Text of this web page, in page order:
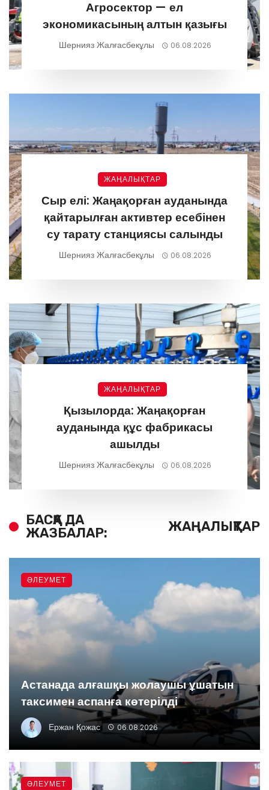
Агросектор — ел
экономикасының алтын қазығы
Шернияз Жалғасбекұлы 06.08.2026
ЖАҢАЛЫҚТАР
Сыр елі: Жаңақорған ауданында
қайтарылған активтер есебінен
су тарату станциясы салынды
Шернияз Жалғасбекұлы 06.08.2026
ЖАҢАЛЫҚТАР
Қызылорда: Жаңақорған
ауданында құс фабрикасы
ашылды
Шернияз Жалғасбекұлы 06.08.2026
БАСҚА ДА
ЖАЗБАЛАР:
ЖАҢАЛЫҚТАР
Астанада алғашқы жолаушы ұшатын
таксимен аспанға көтерілді
Ержан Қожас 06.08.2026
ӘЛЕУМЕТ
ӘЛЕУМЕТ